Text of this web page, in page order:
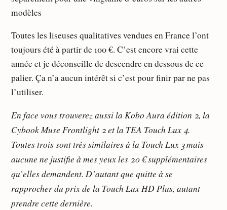
modèles
Toutes les liseuses qualitatives vendues en France l’ont
toujours été à partir de 100 €. C’est encore vrai cette
année et je déconseille de descendre en dessous de ce
palier. Ça n’a aucun intérêt si c’est pour finir par ne pas
l’utiliser.
En face vous trouverez aussi la Kobo Aura édition 2, la
Cybook Muse Frontlight 2 et la TEA Touch Lux 4.
Toutes trois sont très similaires à la Touch Lux 3 mais
aucune ne justifie à mes yeux les 20 € supplémentaires
qu’elles demandent. D’autant que quitte à se
rapprocher du prix de la Touch Lux HD Plus, autant
prendre cette dernière.